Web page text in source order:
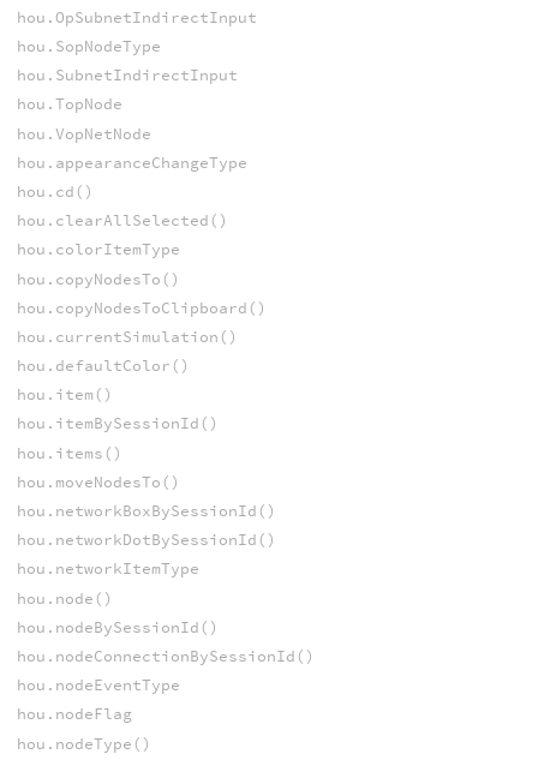
hou.OpSubnetIndirectInput
hou.SopNodeType
hou.SubnetIndirectInput
hou.TopNode
hou.VopNetNode
hou.appearanceChangeType
hou.cd()
hou.clearAllSelected()
hou.colorItemType
hou.copyNodesTo()
hou.copyNodesToClipboard()
hou.currentSimulation()
hou.defaultColor()
hou.item()
hou.itemBySessionId()
hou.items()
hou.moveNodesTo()
hou.networkBoxBySessionId()
hou.networkDotBySessionId()
hou.networkItemType
hou.node()
hou.nodeBySessionId()
hou.nodeConnectionBySessionId()
hou.nodeEventType
hou.nodeFlag
hou.nodeType()